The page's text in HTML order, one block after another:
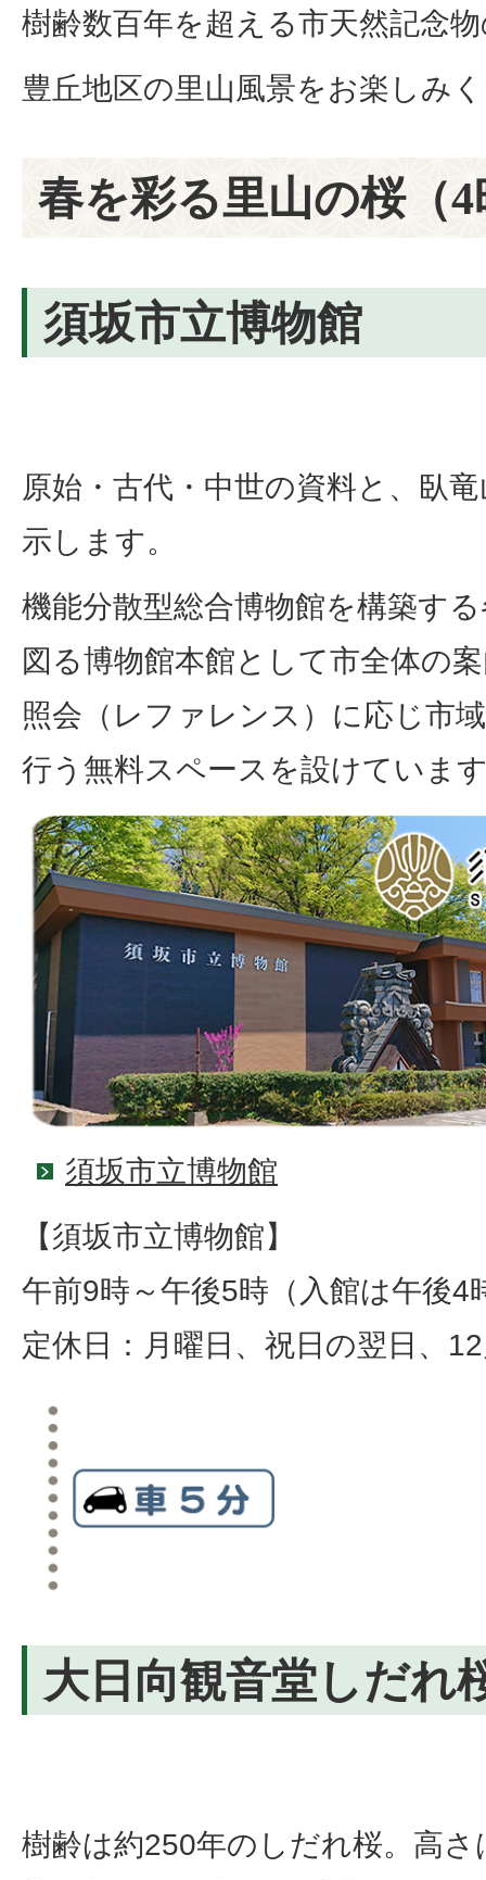
樹齢数百年を超える市天然記念
豊丘地区の里山風景をお楽しみ
春を彩る里山の桜（
須坂市立博物館
原始・古代・中世の資料と、臥
示します。
機能分散型総合博物館を構築す
図る博物館本館として市全体の
照会（レファレンス）に応じ市
行う無料スペースを設けていま
須坂市立博物館
【須坂市立博物館】
午前9時～午後5時（入館は午後4
定休日：月曜日、祝日の翌日、
大日向観音堂しだれ
樹齢は約250年のしだれ桜。高